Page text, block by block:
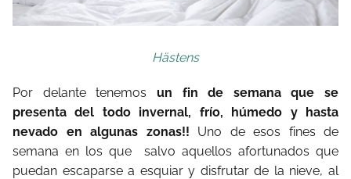
Hästens
Por delante tenemos un fin de semana que se
presenta del todo invernal, frío, húmedo y hasta
nevado en algunas zonas!! Uno de esos fines de
semana en los que
salvo aquellos afortunados que
puedan escaparse a esquiar y disfrutar de la nieve, al